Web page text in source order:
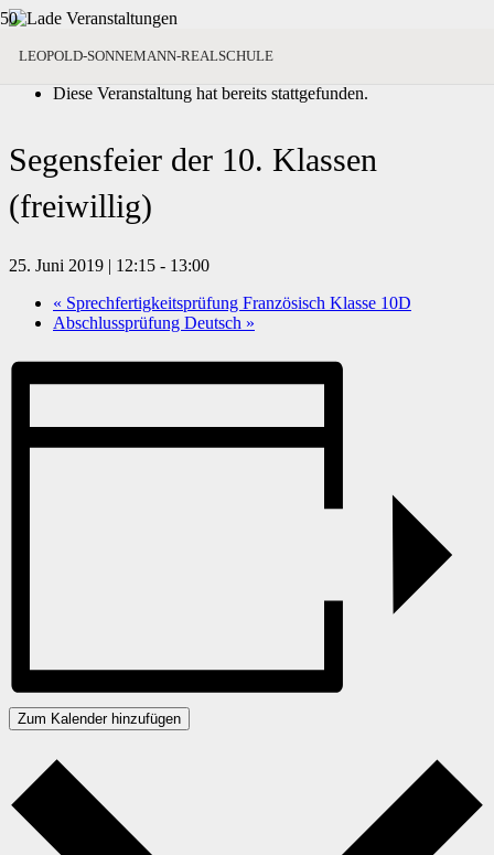
LEOPOLD-SONNEMANN-REALSCHULE
« Alle Veranstaltungen
Diese Veranstaltung hat bereits stattgefunden.
Segensfeier der 10. Klassen
(freiwillig)
25. Juni 2019 | 12:15 - 13:00
« Sprechfertigkeitsprüfung Französisch Klasse 10D
Abschlussprüfung Deutsch »
Zum Kalender hinzufügen